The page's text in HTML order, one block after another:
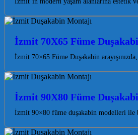
İzmit 70X65 Füme
İzmit 70×65 Füme Duşakabin
İzmit 90X80 Füme
İzmit 90×80 füme duşakabin modelleri ile